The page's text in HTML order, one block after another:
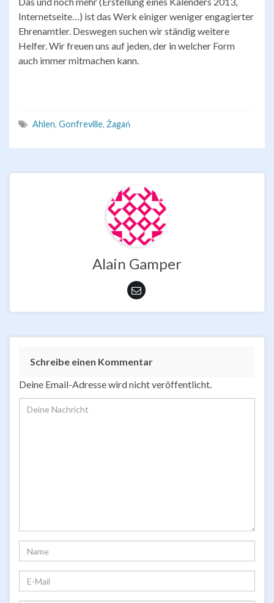
Internetseite…) ist das Werk einiger weniger engagierter
Ehrenamtler. Deswegen suchen wir ständig weitere
Helfer. Wir freuen uns auf jeden, der in welcher Form
auch immer mitmachen kann.
Ahlen, Gonfreville, Żagań
Alain Gamper
Schreibe einen Kommentar
Deine Email-Adresse wird nicht veröffentlicht.